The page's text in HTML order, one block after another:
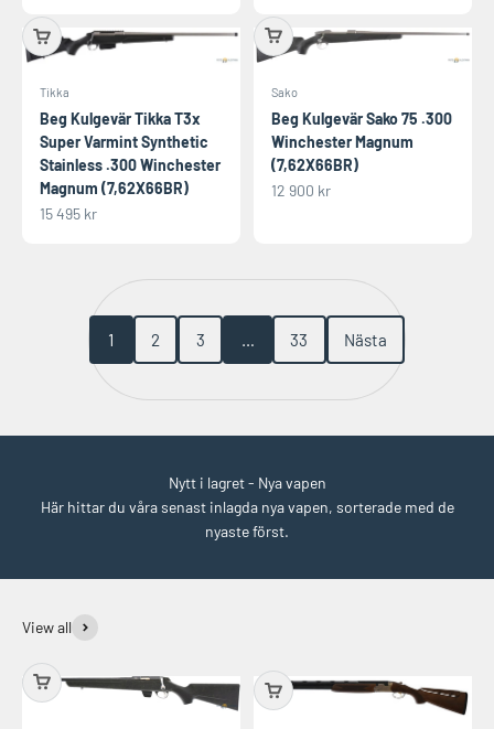
Tikka
Beg Kulgevär Tikka T3x
Super Varmint Synthetic
Stainless .300 Winchester
Magnum (7,62X66BR)
REA-pris
15 495 kr
Sako
Beg Kulgevär Sako 75 .300
Winchester Magnum
(7,62X66BR)
REA-pris
12 900 kr
1 2 3 … 33 Nästa
Nytt i lagret - Nya vapen
Här hittar du våra senast inlagda nya vapen, sorterade med de
nyaste först.
View all